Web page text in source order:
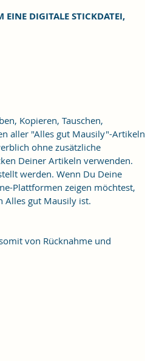
EINE DIGITALE STICKDATEI,
Kopieren, Tauschen,
aller "Alles gut Mausily"-Artikeln
ohne zusätzliche
Deiner Artikeln verwenden.
werden. Wenn Du Deine
Plattformen zeigen möchtest,
Alles gut Mausily ist.
von Rücknahme und